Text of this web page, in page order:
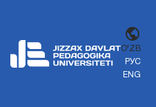
O'ZB
РУС
ENG